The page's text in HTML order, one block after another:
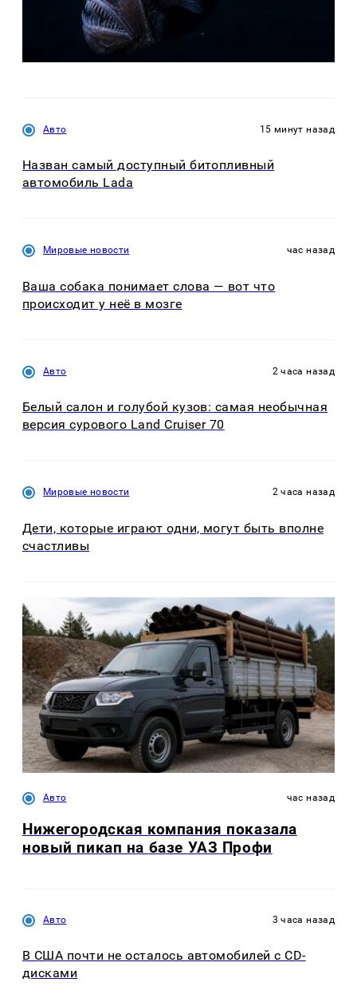
Авто 15 минут назад
Назван самый доступный битопливный
автомобиль Lada
Мировые новости час назад
Ваша собака понимает слова — вот что
происходит у неё в мозге
Авто 2 часа назад
Белый салон и голубой кузов: самая необычная
версия сурового Land Cruiser 70
Мировые новости 2 часа назад
Дети, которые играют одни, могут быть вполне
счастливы
Авто час назад
Нижегородская компания показала
новый пикап на базе УАЗ Профи
Авто 3 часа назад
В США почти не осталось автомобилей с CD-
дисками